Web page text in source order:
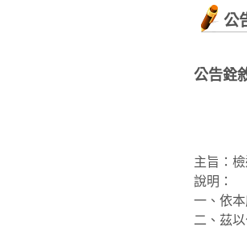
公
公告銓
主旨：
說明：
一、依
二、茲